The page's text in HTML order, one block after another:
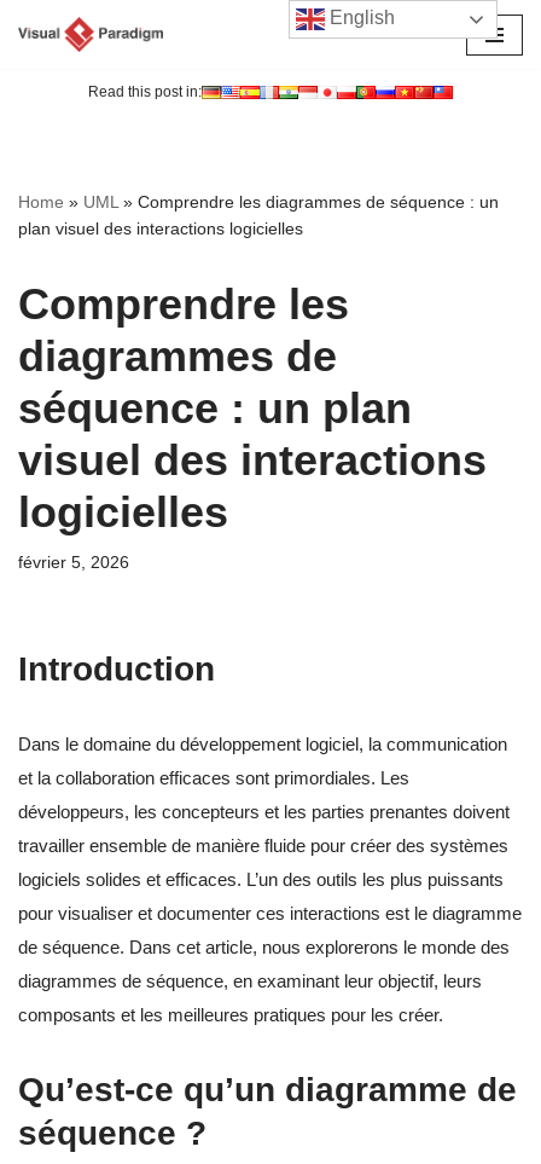
Read this post in:
Home » UML» Comprendre les diagrammes de séquence : un
plan visuel des interactions logicielles
Comprendre les
diagrammes de
séquence : un plan
visuel des interactions
logicielles
février 5, 2026
Introduction
Dans le domaine du développement logiciel, la communication
et la collaboration efficaces sont primordiales. Les
développeurs, les concepteurs et les parties prenantes doivent
travailler ensemble de manière fluide pour créer des systèmes
logiciels solides et efficaces. L’un des outils les plus puissants
pour visualiser et documenter ces interactions est le diagramme
de séquence. Dans cet article, nous explorerons le monde des
diagrammes de séquence, en examinant leur objectif, leurs
composants et les meilleures pratiques pour les créer.
Qu’est-ce qu’un diagramme de
séquence ?
English